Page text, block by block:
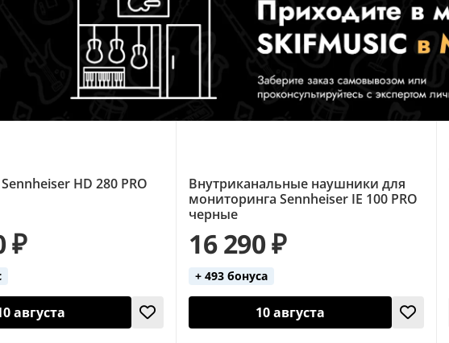
HD 280 PRO
₽
августа
Внутриканальные наушники для
мониторинга Sennheiser IE 100 PRO
черные
16 290 ₽
+ 493 бонуса
10 августа